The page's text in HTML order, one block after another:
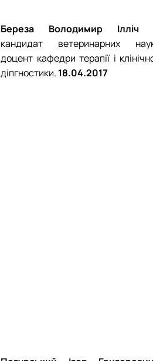
Береза Володимир Ілліч
кандидат ветеринарних
доцент кафедри терапії і
діпгностики. 18.04.2017